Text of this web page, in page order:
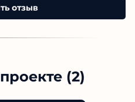
отзыв
(2)